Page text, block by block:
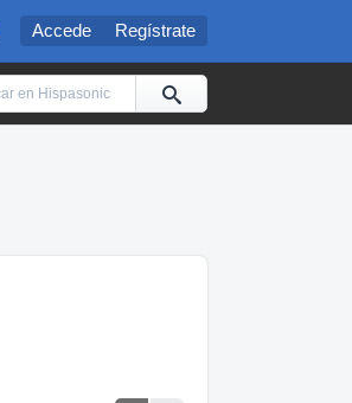
Accede Regístrate